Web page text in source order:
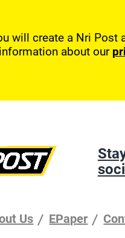
will create a Nri Post
about our
Us EPaper